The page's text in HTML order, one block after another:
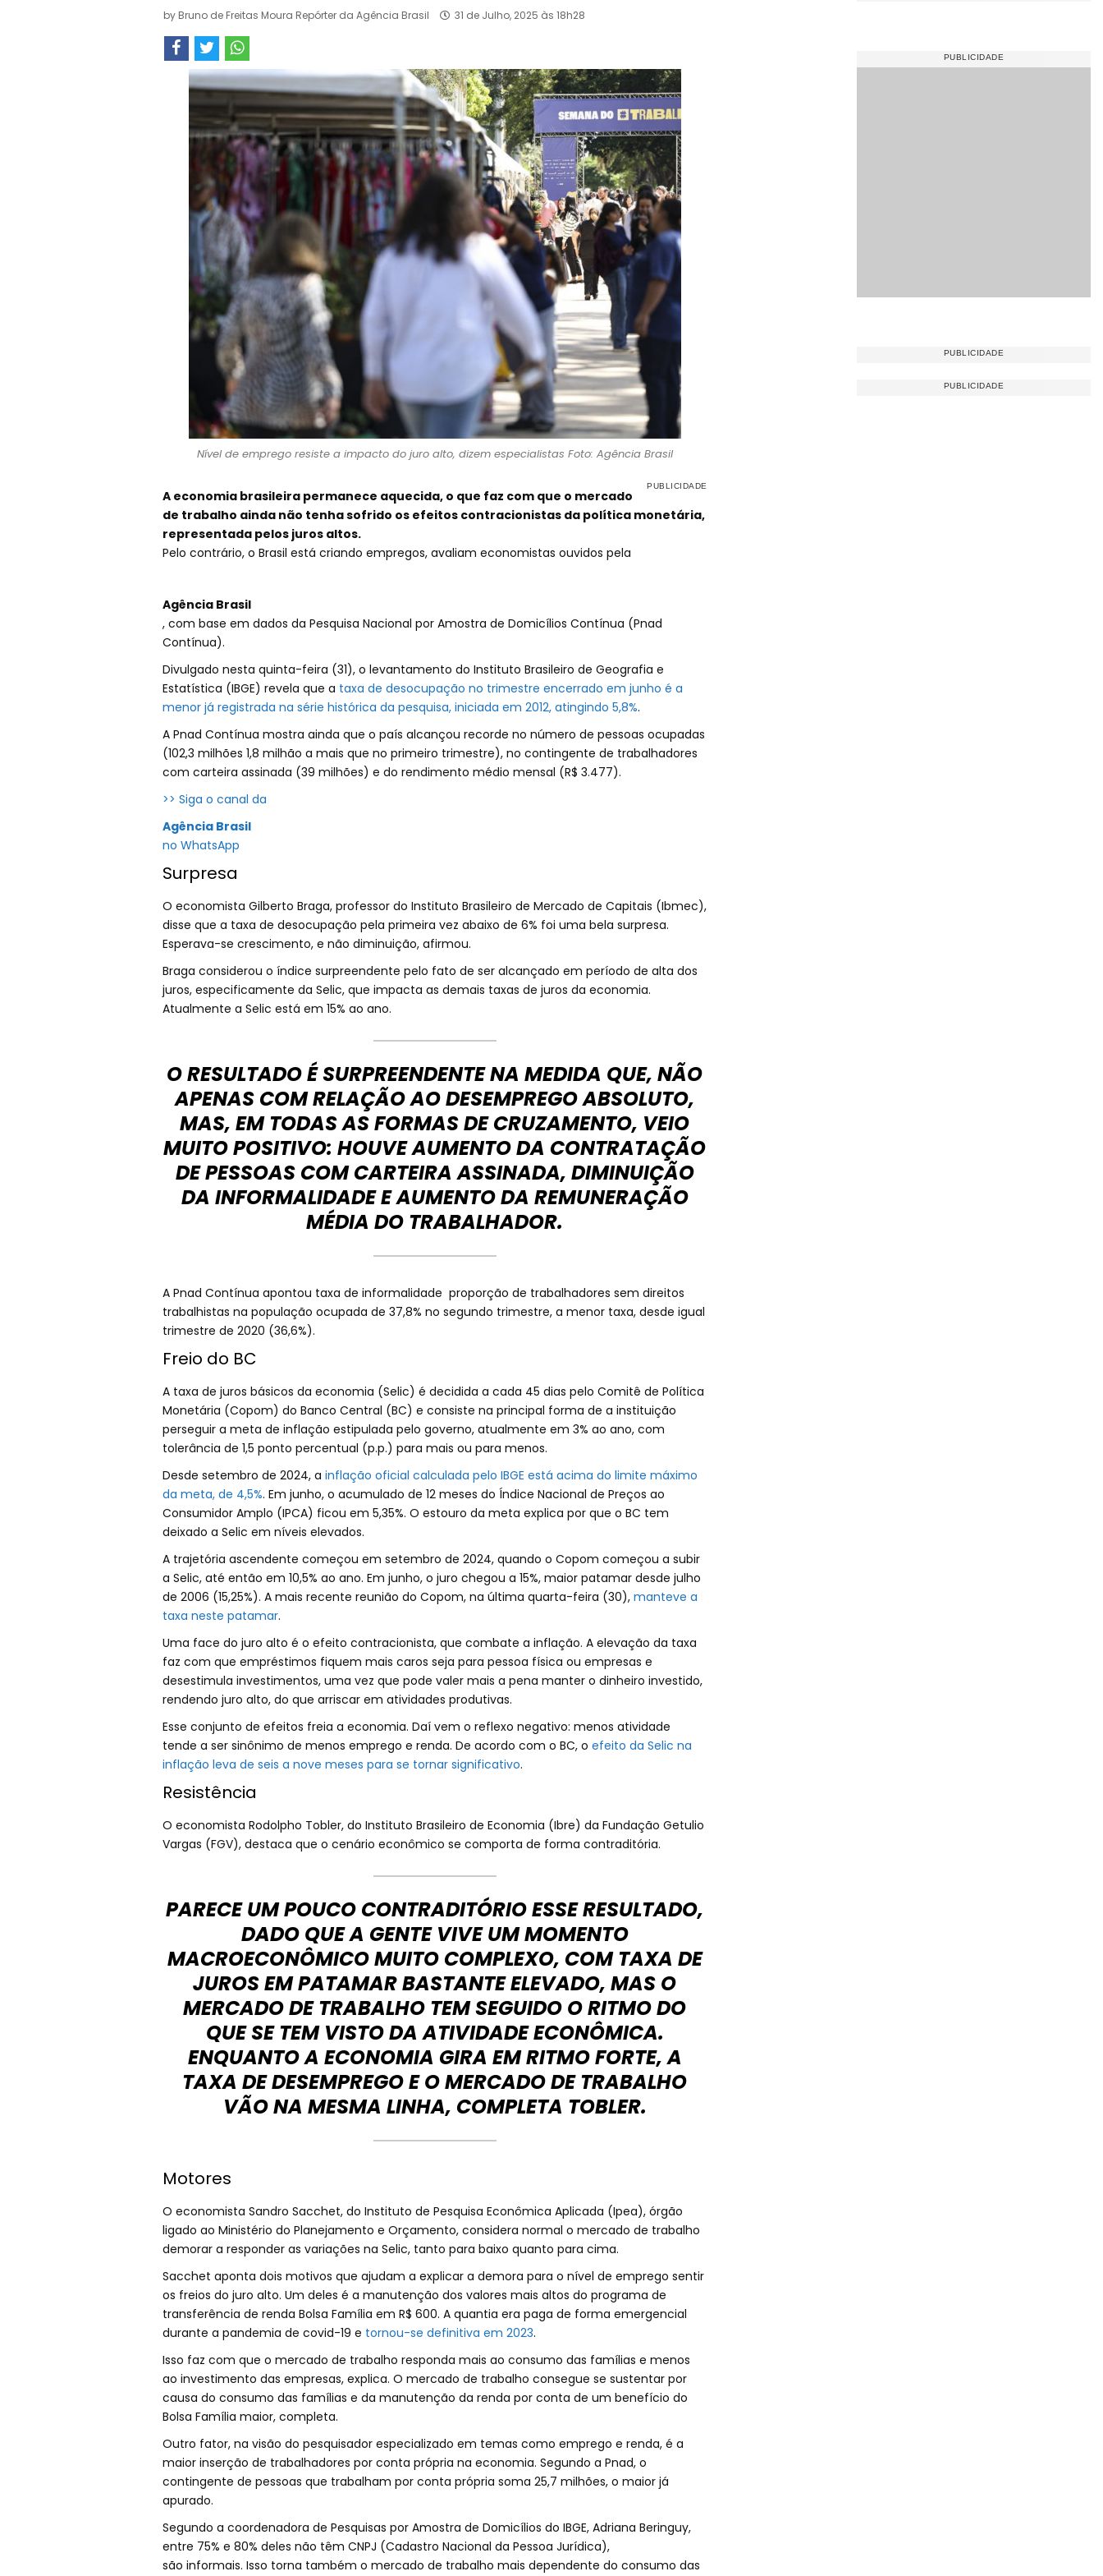
by Bruno de Freitas Moura Repórter da Agência Brasil 31 de Julho, 2025 às 18h28
Nível de emprego resiste a impacto do juro alto, dizem especialistas Foto: Agência Brasil
A economia brasileira permanece aquecida, o que faz com que o mercado
de trabalho ainda não tenha sofrido os efeitos contracionistas da política monetária,
representada pelos juros altos.
Pelo contrário, o Brasil está criando empregos, avaliam economistas ouvidos pela
Agência Brasil
, com base em dados da Pesquisa Nacional por Amostra de Domicílios Contínua (Pnad
Contínua).
Divulgado nesta quinta-feira (31), o levantamento do Instituto Brasileiro de Geografia e
Estatística (IBGE) revela que a taxa de desocupação no trimestre encerrado em junho é a
menor já registrada na série histórica da pesquisa, iniciada em 2012, atingindo 5,8%.
A Pnad Contínua mostra ainda que o país alcançou recorde no número de pessoas ocupadas
(102,3 milhões 1,8 milhão a mais que no primeiro trimestre), no contingente de trabalhadores
com carteira assinada (39 milhões) e do rendimento médio mensal (R$ 3.477).
>> Siga o canal da
Agência Brasil
no WhatsApp
Surpresa
O economista Gilberto Braga, professor do Instituto Brasileiro de Mercado de Capitais (Ibmec),
disse que a taxa de desocupação pela primeira vez abaixo de 6% foi uma bela surpresa.
Esperava-se crescimento, e não diminuição, afirmou.
Braga considerou o índice surpreendente pelo fato de ser alcançado em período de alta dos
juros, especificamente da Selic, que impacta as demais taxas de juros da economia.
Atualmente a Selic está em 15% ao ano.
O RESULTADO É SURPREENDENTE NA MEDIDA QUE, NÃO
APENAS COM RELAÇÃO AO DESEMPREGO ABSOLUTO,
MAS, EM TODAS AS FORMAS DE CRUZAMENTO, VEIO
MUITO POSITIVO: HOUVE AUMENTO DA CONTRATAÇÃO
DE PESSOAS COM CARTEIRA ASSINADA, DIMINUIÇÃO
DA INFORMALIDADE E AUMENTO DA REMUNERAÇÃO
MÉDIA DO TRABALHADOR.
A Pnad Contínua apontou taxa de informalidade proporção de trabalhadores sem direitos
trabalhistas na população ocupada de 37,8% no segundo trimestre, a menor taxa, desde igual
trimestre de 2020 (36,6%).
Freio do BC
A taxa de juros básicos da economia (Selic) é decidida a cada 45 dias pelo Comitê de Política
Monetária (Copom) do Banco Central (BC) e consiste na principal forma de a instituição
perseguir a meta de inflação estipulada pelo governo, atualmente em 3% ao ano, com
tolerância de 1,5 ponto percentual (p.p.) para mais ou para menos.
Desde setembro de 2024, a inflação oficial calculada pelo IBGE está acima do limite máximo
da meta, de 4,5%. Em junho, o acumulado de 12 meses do Índice Nacional de Preços ao
Consumidor Amplo (IPCA) ficou em 5,35%. O estouro da meta explica por que o BC tem
deixado a Selic em níveis elevados.
A trajetória ascendente começou em setembro de 2024, quando o Copom começou a subir
a Selic, até então em 10,5% ao ano. Em junho, o juro chegou a 15%, maior patamar desde julho
de 2006 (15,25%). A mais recente reunião do Copom, na última quarta-feira (30), manteve a
taxa neste patamar.
Uma face do juro alto é o efeito contracionista, que combate a inflação. A elevação da taxa
faz com que empréstimos fiquem mais caros seja para pessoa física ou empresas e
desestimula investimentos, uma vez que pode valer mais a pena manter o dinheiro investido,
rendendo juro alto, do que arriscar em atividades produtivas.
Esse conjunto de efeitos freia a economia. Daí vem o reflexo negativo: menos atividade
tende a ser sinônimo de menos emprego e renda. De acordo com o BC, o efeito da Selic na
inflação leva de seis a nove meses para se tornar significativo.
Resistência
O economista Rodolpho Tobler, do Instituto Brasileiro de Economia (Ibre) da Fundação Getulio
Vargas (FGV), destaca que o cenário econômico se comporta de forma contraditória.
PARECE UM POUCO CONTRADITÓRIO ESSE RESULTADO,
DADO QUE A GENTE VIVE UM MOMENTO
MACROECONÔMICO MUITO COMPLEXO, COM TAXA DE
JUROS EM PATAMAR BASTANTE ELEVADO, MAS O
MERCADO DE TRABALHO TEM SEGUIDO O RITMO DO
QUE SE TEM VISTO DA ATIVIDADE ECONÔMICA.
ENQUANTO A ECONOMIA GIRA EM RITMO FORTE, A
TAXA DE DESEMPREGO E O MERCADO DE TRABALHO
VÃO NA MESMA LINHA, COMPLETA TOBLER.
Motores
O economista Sandro Sacchet, do Instituto de Pesquisa Econômica Aplicada (Ipea), órgão
ligado ao Ministério do Planejamento e Orçamento, considera normal o mercado de trabalho
demorar a responder as variações na Selic, tanto para baixo quanto para cima.
Sacchet aponta dois motivos que ajudam a explicar a demora para o nível de emprego sentir
os freios do juro alto. Um deles é a manutenção dos valores mais altos do programa de
transferência de renda Bolsa Família em R$ 600. A quantia era paga de forma emergencial
durante a pandemia de covid-19 e tornou-se definitiva em 2023.
Isso faz com que o mercado de trabalho responda mais ao consumo das famílias e menos
ao investimento das empresas, explica. O mercado de trabalho consegue se sustentar por
causa do consumo das famílias e da manutenção da renda por conta de um benefício do
Bolsa Família maior, completa.
Outro fator, na visão do pesquisador especializado em temas como emprego e renda, é a
maior inserção de trabalhadores por conta própria na economia. Segundo a Pnad, o
contingente de pessoas que trabalham por conta própria soma 25,7 milhões, o maior já
apurado.
Segundo a coordenadora de Pesquisas por Amostra de Domicílios do IBGE, Adriana Beringuy,
entre 75% e 80% deles não têm CNPJ (Cadastro Nacional da Pessoa Jurídica),
são informais. Isso torna também o mercado de trabalho mais dependente do consumo das